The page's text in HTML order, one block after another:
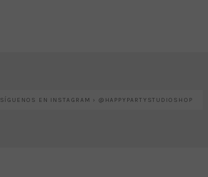
SÍGUENOS EN INSTAGRAM › @HAPPYPARTYSTUDIOSHOP